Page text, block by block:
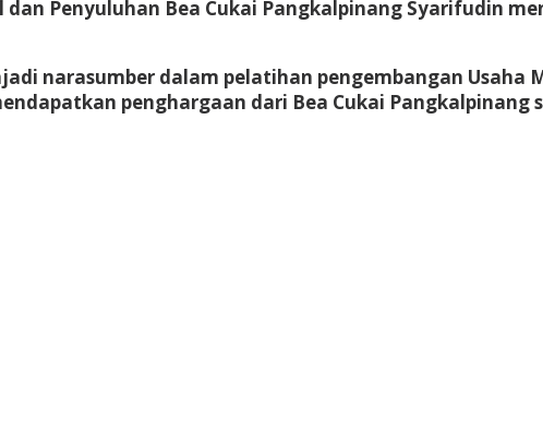
Penyuluhan Bea Cukai Pangkalpinang Syarifudin
narasumber dalam pelatihan pengembangan Usaha
penghargaan dari Bea Cukai